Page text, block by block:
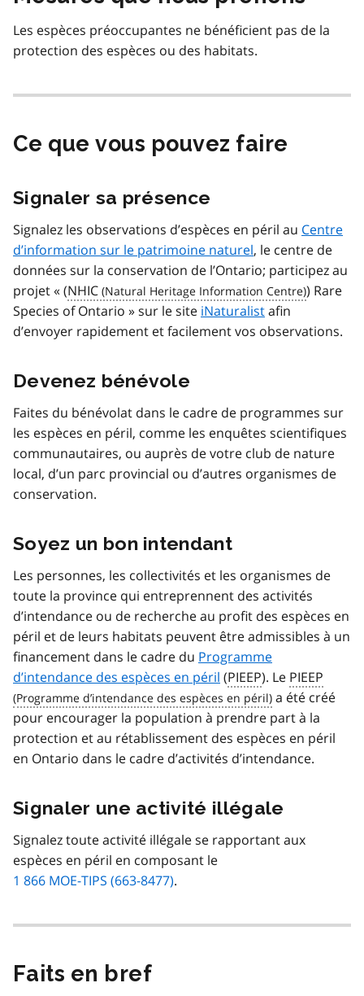
Les espèces préoccupantes ne bénéficient pas de la
protection des espèces ou des habitats.
Ce que vous pouvez faire
Signaler sa présence
Signalez les observations d’espèces en péril au Centre
d’information sur le patrimoine naturel, le centre de
données sur la conservation de l’Ontario; participez au
projet « (NHIC
) Rare
Species of Ontario » sur le site iNaturalistafin
d’envoyer rapidement et facilement vos observations.
Devenez bénévole
Faites du bénévolat dans le cadre de programmes sur
les espèces en péril, comme les enquêtes scientifiques
communautaires, ou auprès de votre club de nature
local, d’un parc provincial ou d’autres organismes de
conservation.
Soyez un bon intendant
Les personnes, les collectivités et les organismes de
toute la province qui entreprennent des activités
d’intendance ou de recherche au profit des espèces en
péril et de leurs habitats peuvent être admissibles à un
financement dans le cadre du Programme
d’intendance des espèces en péril (PIEEP). Le PIEEP
a été créé
pour encourager la population à prendre part à la
protection et au rétablissement des espèces en péril
en Ontario dans le cadre d’activités d’intendance.
Signaler une activité illégale
Signalez toute activité illégale se rapportant aux
espèces en péril en composant le
1 866 MOE-TIPS (663-8477).
Faits en bref